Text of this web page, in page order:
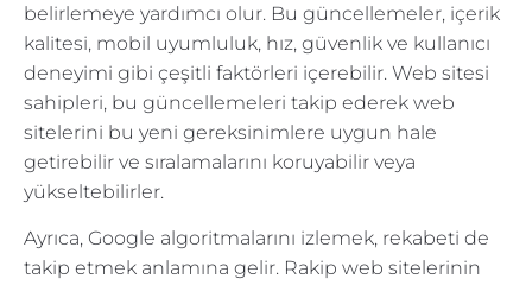
belirlemeye yardımcı olur. Bu güncellemeler, içerik
kalitesi, mobil uyumluluk, hız, güvenlik ve kullanıcı
deneyimi gibi çeşitli faktörleri içerebilir. Web sitesi
sahipleri, bu güncellemeleri takip ederek web
sitelerini bu yeni gereksinimlere uygun hale
getirebilir ve sıralamalarını koruyabilir veya
yükseltebilirler.
Ayrıca, Google algoritmalarını izlemek, rekabeti de
takip etmek anlamına gelir. Rakip web sitelerinin